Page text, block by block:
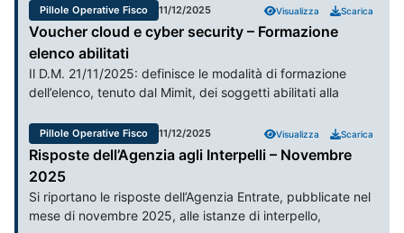
Pillole Operative Fisco 11/12/2025 Visualizza Scarica
Voucher cloud e cyber security – Formazione
elenco abilitati
Il D.M. 21/11/2025: definisce le modalità di formazione
dell’elenco, tenuto dal Mimit, dei soggetti abilitati alla
dell’intervento regolato dal D.M. 18/07/2025, nonché dei
relativi prodotti e servizi offerti. Il Mimit si avvale di Invitalia
e Infratel Italia per la gestione della misura; per quanto da
esso non espressamente disciplinato si rinvia al D.M.
18/07/2025 e al successivo provvedimento ministeriale che
definirà termini e modalità di funzionamento dello sportello
Pillole Operative Fisco 11/12/2025 Visualizza Scarica
Risposte dell’Agenzia agli Interpelli – Novembre
2025
Si riportano le risposte dell’Agenzia Entrate, pubblicate nel
mese di novembre 2025, alle istanze di interpello,